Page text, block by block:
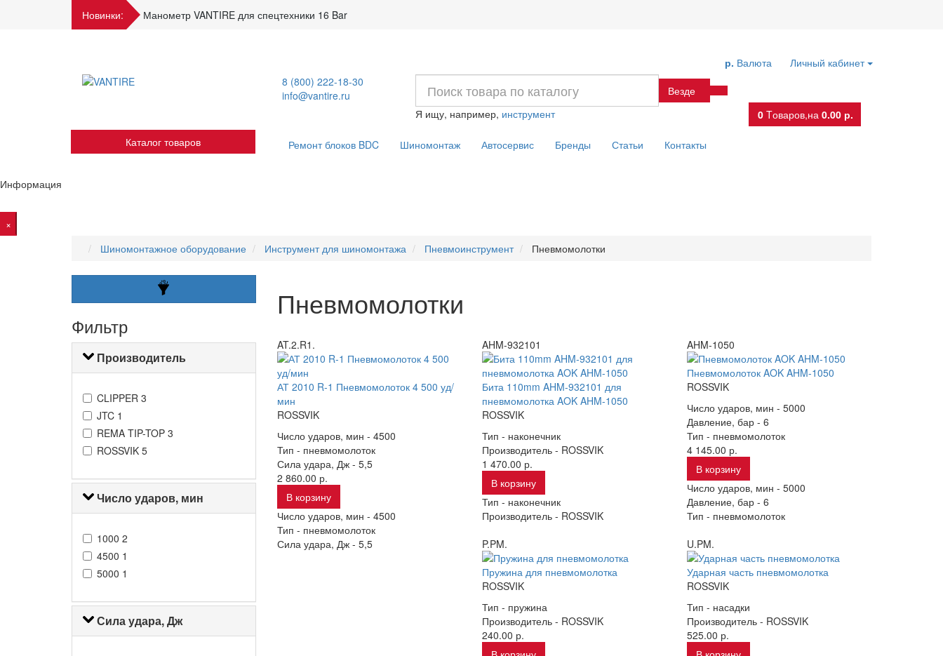
Новинки: Манометр VANTIRE для спецтехники 16 Bar
Личный кабинет
р. Валюта
8 (800) 222-18-30
info@vantire.ru
Везде
Я ищу, например, инструмент 0 Tоваров,на 0.00 р.
Каталог товаров
Ремонт блоков BDC Шиномонтаж Автосервис Бренды Статьи Контакты
Информация
×
Шиномонтажное оборудование
Инструмент для шиномонтажа Пневмоинструмент Пневмомолотки
Фильтр
Производитель
CLIPPER 3
JTC 1
REMA TIP-TOP 3
ROSSVIK 5
Число ударов, мин
1000 2
4500 1
5000 1
Сила удара, Дж
Пневмомолотки
AT.2.R1.
АТ 2010 R-1 Пневмомолоток 4 500 уд/
мин
ROSSVIK
Число ударов, мин - 4500
Тип - пневмомолоток
Сила удара, Дж - 5,5
2 860.00 р.
В корзину
Число ударов, мин - 4500
Тип - пневмомолоток
Сила удара, Дж - 5,5
AHM-932101
Бита 110mm AHM-932101 для
пневмомолотка AOK AHM-1050
ROSSVIK
Тип - наконечник
Производитель - ROSSVIK
1 470.00 р.
В корзину
Тип - наконечник
Производитель - ROSSVIK
AHM-1050
Пневмомолоток AOK AHM-1050
ROSSVIK
Число ударов, мин -5000
Давление, бар -6
Тип - пневмомолоток
4 145.00 р.
В корзину
Число ударов, мин -5000
Давление, бар -6
Тип - пневмомолоток
P.PM.
Пружина для пневмомолотка
ROSSVIK
Тип - пружина
Производитель - ROSSVIK
240.00 р.
U.PM.
Ударная часть пневмомолотка
ROSSVIK
Тип - насадки
Производитель - ROSSVIK
525.00 р.